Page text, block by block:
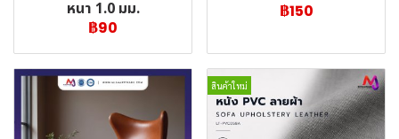
หนา 1.0 มม.
฿90
฿150
สินค้าใหม่